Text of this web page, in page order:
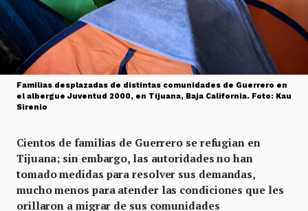
Familias desplazadas de distintas comunidades de Guerrero en
el albergue Juventud 2000, en Tijuana, Baja California. Foto: Kau
Sirenio
Cientos de familias de Guerrero se refugian en
Tijuana; sin embargo, las autoridades no han
tomado medidas para resolver sus demandas,
mucho menos para atender las condiciones que les
orillaron a migrar de sus comunidades